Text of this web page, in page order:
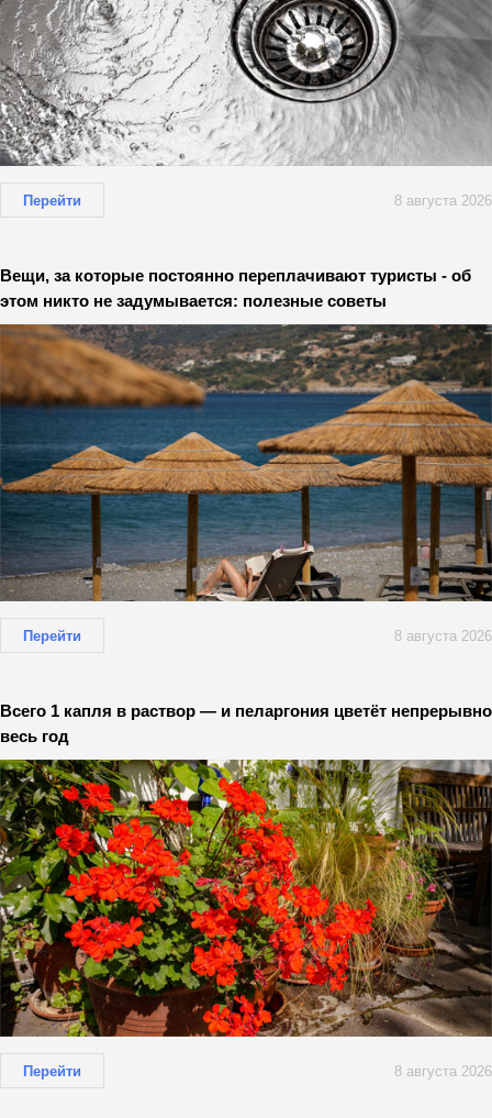
Перейти 8 августа 2026
Вещи, за которые постоянно переплачивают туристы - об
этом никто не задумывается: полезные советы
Перейти 8 августа 2026
Всего 1 капля в раствор — и пеларгония цветёт непрерывно
весь год
Перейти 8 августа 2026